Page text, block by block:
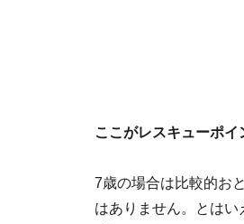
ここがレスキューポイ
7歳の場合は比較的お
はありません。とは